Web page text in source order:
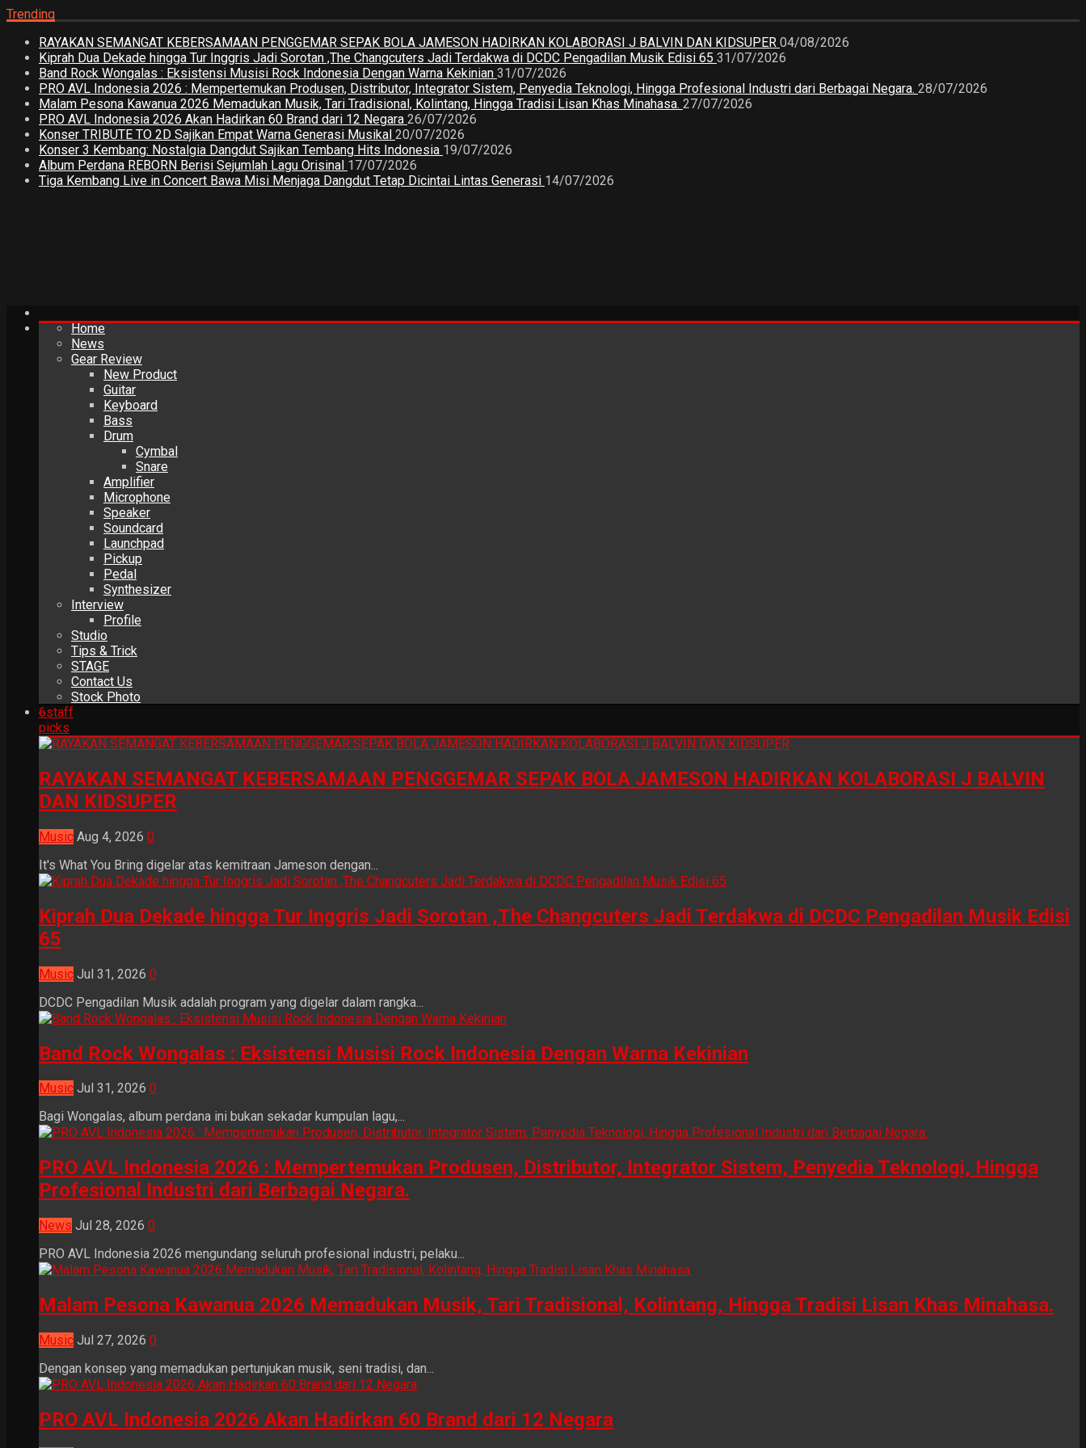
Trending
RAYAKAN SEMANGAT KEBERSAMAAN PENGGEMAR SEPAK BOLA JAMESON HADIRKAN KOLABORASI J BALVIN DAN KIDSUPER 04/08/2026
Kiprah Dua Dekade hingga Tur Inggris Jadi Sorotan ,The Changcuters Jadi Terdakwa di DCDC Pengadilan Musik Edisi 65 31/07/2026
Band Rock Wongalas : Eksistensi Musisi Rock Indonesia Dengan Warna Kekinian 31/07/2026
PRO AVL Indonesia 2026 : Mempertemukan Produsen, Distributor, Integrator Sistem, Penyedia Teknologi, Hingga Profesional Industri dari Berbagai Negara. 28/07/2026
Malam Pesona Kawanua 2026 Memadukan Musik, Tari Tradisional, Kolintang, Hingga Tradisi Lisan Khas Minahasa. 27/07/2026
PRO AVL Indonesia 2026 Akan Hadirkan 60 Brand dari 12 Negara 26/07/2026
Konser TRIBUTE TO 2D Sajikan Empat Warna Generasi Musikal 20/07/2026
Konser 3 Kembang: Nostalgia Dangdut Sajikan Tembang Hits Indonesia 19/07/2026
Album Perdana REBORN Berisi Sejumlah Lagu Orisinal 17/07/2026
Tiga Kembang Live in Concert Bawa Misi Menjaga Dangdut Tetap Dicintai Lintas Generasi 14/07/2026
Home
News
Gear Review
New Product
Guitar
Keyboard
Bass
Drum
Cymbal
Snare
Amplifier
Microphone
Speaker
Soundcard
Launchpad
Pickup
Pedal
Synthesizer
Interview
Profile
Studio
Tips & Trick
STAGE
Contact Us
Stock Photo
6staff
picks
RAYAKAN SEMANGAT KEBERSAMAAN PENGGEMAR SEPAK BOLA JAMESON HADIRKAN KOLABORASI J BALVIN
DAN KIDSUPER
Music Aug 4, 2026 0
It's What You Bring digelar atas kemitraan Jameson dengan...
Kiprah Dua Dekade hingga Tur Inggris Jadi Sorotan ,The Changcuters Jadi Terdakwa di DCDC Pengadilan Musik Edisi
65
Music Jul 31, 2026 0
DCDC Pengadilan Musik adalah program yang digelar dalam rangka...
Band Rock Wongalas : Eksistensi Musisi Rock Indonesia Dengan Warna Kekinian
Music Jul 31, 2026 0
Bagi Wongalas, album perdana ini bukan sekadar kumpulan lagu,...
PRO AVL Indonesia 2026 : Mempertemukan Produsen, Distributor, Integrator Sistem, Penyedia Teknologi, Hingga
Profesional Industri dari Berbagai Negara.
News Jul 28, 2026 0
PRO AVL Indonesia 2026 mengundang seluruh profesional industri, pelaku...
Malam Pesona Kawanua 2026 Memadukan Musik, Tari Tradisional, Kolintang, Hingga Tradisi Lisan Khas Minahasa.
Music Jul 27, 2026 0
Dengan konsep yang memadukan pertunjukan musik, seni tradisi, dan...
PRO AVL Indonesia 2026 Akan Hadirkan 60 Brand dari 12 Negara